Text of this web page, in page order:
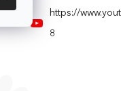
https://
8